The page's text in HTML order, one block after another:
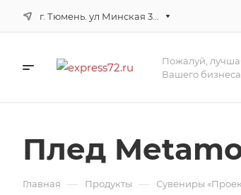
Пожалуй,
Вашего бизнеса
Плед
Главная — Продукты — Сувениры